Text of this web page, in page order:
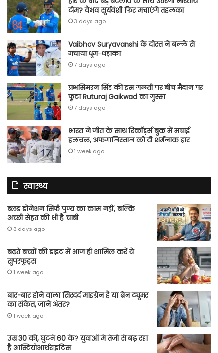
टीम? वैभव सूर्यवंशी फिर मचाएंगे तहलका
3 days ago
Vaibhav Suryavanshi के दोस्त ने बल्ले से
मचाया धूम-धड़ाका
7 days ago
प्रभसिमरन सिंह की इस गलती पर बीच मैदान पर
फूटा Ruturaj Gaikwad का गुस्सा
7 days ago
भारत ने जीत के साथ रिकॉर्ड्स बुक में मचाई
हलचल, अफगानिस्तान को दी शर्मनाक हार
1 week ago
स्वास्थ्य
ब्लड डोनेशन सिर्फ पुण्य का काम नहीं, बल्कि
अच्छी सेहत की भी है चाबी
3 days ago
बढ़ते बच्चों की डाइट में आज ही शामिल करें ये
सुपरफूड्स
1 week ago
बार-बार होने वाला सिरदर्द माइग्रेन है या ब्रेन ट्यूमर
का संकेत, जाने अंतर?
1 week ago
उम्र 30 की, घुटने 60 के? युवाओं में तेजी से बढ़ रहा
है आस्टियोआर्थराइटिस